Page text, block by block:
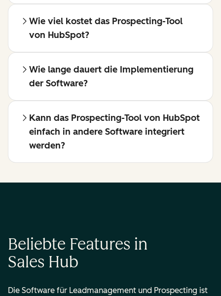
Wie viel kostet das Prospecting-Tool
von HubSpot?
Wie lange dauert die Implementierung
der Software?
Kann das Prospecting-Tool von HubSpot
einfach in andere Software integriert
werden?
Beliebte Features in
Sales Hub
Die Software für Leadmanagement und Prospecting ist